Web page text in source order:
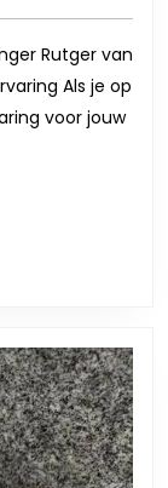
Rutger van
Als je op
voor jouw